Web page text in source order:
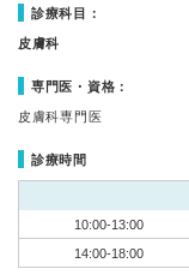
診療科目：
皮膚科
専門医・資格：
皮膚科専門医
診療時間
10:00-13:00
14:00-18:00